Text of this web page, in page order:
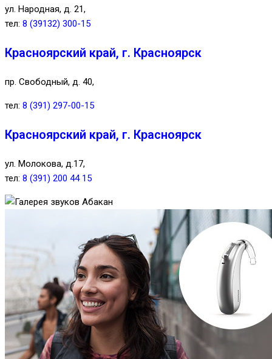
ул. Народная, д. 21,
тел: 8 (39132) 300-15
Красноярский край, г. Красноярск
пр. Свободный, д. 40,
тел: 8 (391) 297-00-15
Красноярский край, г. Красноярск
ул. Молокова, д.17,
тел: 8 (391) 200 44 15